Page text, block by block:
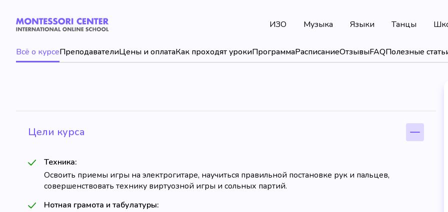
ИЗО Музыка Языки Танцы
Всё о курсеПреподавателиЦены и оплатаКак проходят урокиПрограммаРасписаниеОтзывыFAQПолезные
Цели курса
Техника:
Освоить приемы игры на электрогитаре, научиться правильной постановке рук и пальцев,
совершенствовать технику виртуозной игры и сольных партий.
Нотная грамота и табулатуры: